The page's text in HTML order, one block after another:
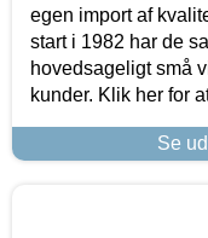
egen import af
start i 1982 har de
hovedsageligt små
kunder. Klik her for
Se